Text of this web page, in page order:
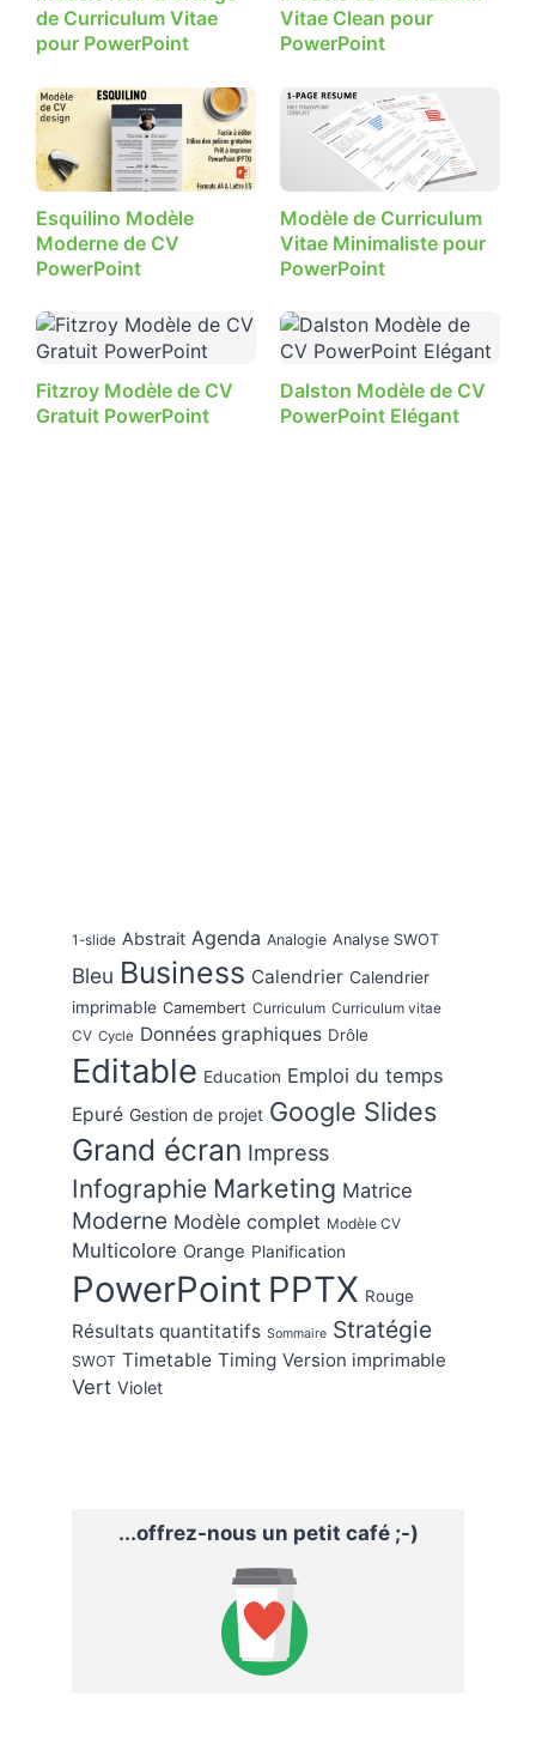
de Curriculum Vitae
pour PowerPoint
Vitae Clean pour
PowerPoint
Esquilino Modèle
Moderne de CV
PowerPoint
Modèle de Curriculum
Vitae Minimaliste pour
PowerPoint
Fitzroy Modèle de CV
Gratuit PowerPoint
Dalston Modèle de CV
PowerPoint Elégant
1-slide Abstrait Agenda Analogie Analyse SWOT
Bleu Business Calendrier Calendrier
imprimable Camembert Curriculum Curriculum vitae
CV Cycle Données graphiques Drôle
Editable Education Emploi du temps
Epuré Gestion de projet Google Slides
Grand écran Impress
Infographie Marketing Matrice
Moderne Modèle complet Modèle CV
Multicolore Orange Planification
PowerPoint PPTX Rouge
Résultats quantitatifs Sommaire Stratégie
SWOT Timetable Timing Version imprimable
Vert Violet
...offrez-nous un petit café ;-)